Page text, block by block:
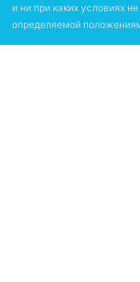
и ни при каких условиях
определяемой